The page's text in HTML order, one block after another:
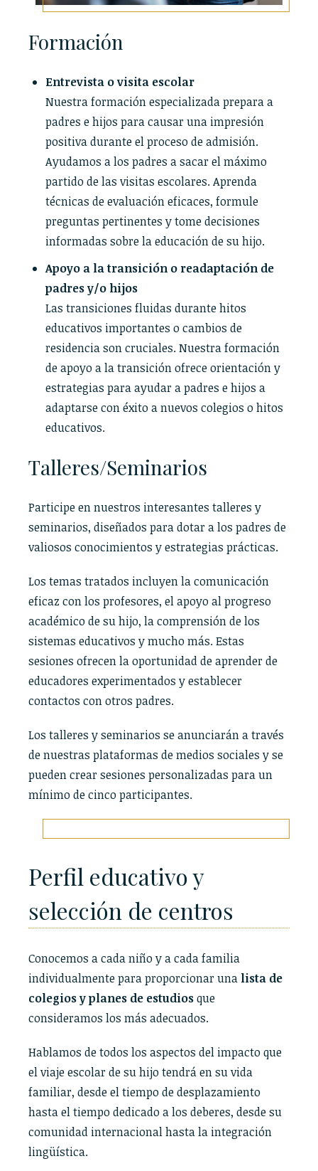
Formación
Entrevista o visita escolar
Nuestra formación especializada prepara a
padres e hijos para causar una impresión
positiva durante el proceso de admisión.
Ayudamos a los padres a sacar el máximo
partido de las visitas escolares. Aprenda
técnicas de evaluación eficaces, formule
preguntas pertinentes y tome decisiones
informadas sobre la educación de su hijo.
Apoyo a la transición o readaptación de
padres y/o hijos
Las transiciones fluidas durante hitos
educativos importantes o cambios de
residencia son cruciales. Nuestra formación
de apoyo a la transición ofrece orientación y
estrategias para ayudar a padres e hijos a
adaptarse con éxito a nuevos colegios o hitos
educativos.
Talleres/Seminarios
Participe en nuestros interesantes talleres y
seminarios, diseñados para dotar a los padres de
valiosos conocimientos y estrategias prácticas.
Los temas tratados incluyen la comunicación
eficaz con los profesores, el apoyo al progreso
académico de su hijo, la comprensión de los
sistemas educativos y mucho más. Estas
sesiones ofrecen la oportunidad de aprender de
educadores experimentados y establecer
contactos con otros padres.
Los talleres y seminarios se anunciarán a través
de nuestras plataformas de medios sociales y se
pueden crear sesiones personalizadas para un
mínimo de cinco participantes.
Perfil educativo y
selección de centros
Conocemos a cada niño y a cada familia
individualmente para proporcionar una lista de
colegios y planes de estudiosque
consideramos los más adecuados.
Hablamos de todos los aspectos del impacto que
el viaje escolar de su hijo tendrá en su vida
familiar, desde el tiempo de desplazamiento
hasta el tiempo dedicado a los deberes, desde su
comunidad internacional hasta la integración
lingüística.